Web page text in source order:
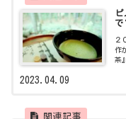
で
２
作
茶
の
2023.04.09